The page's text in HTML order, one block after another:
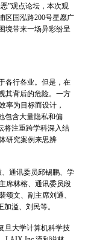
”观点论坛，本次观
区国泓路200号星愿广
境带来一场异彩纷呈
各行各业。但是，在
其背后的危险。一方
率为目标而设计，
包含大量隐私和偏
将注重跨学科深入结
研究案例来思辨
通讯委员邱锡鹏、学
席林榕、通讯委员段
颂文、副主席刘通、
溢、刘民等。
旦大学计算机科学技